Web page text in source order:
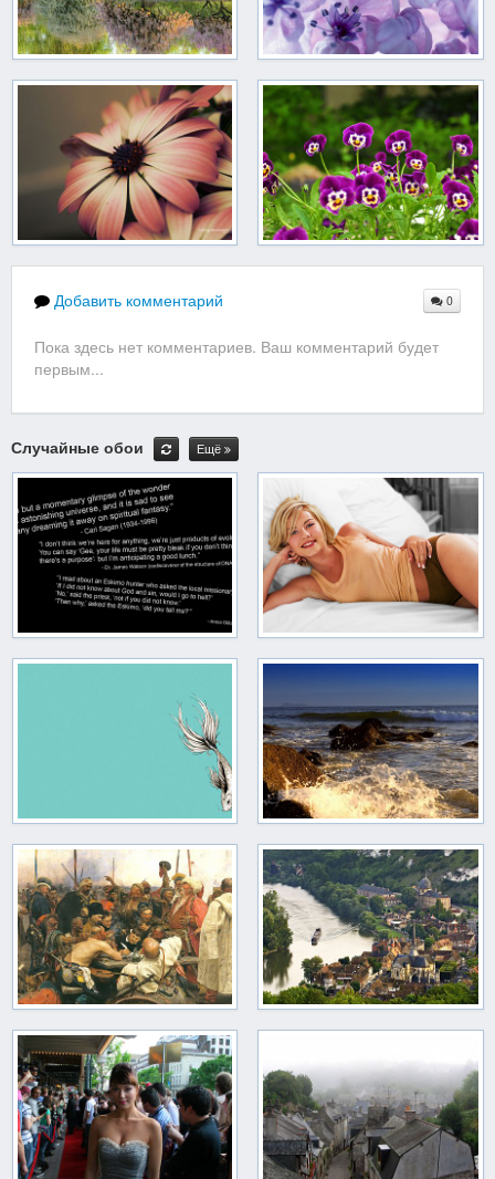
Добавить комментарий 0
Пока здесь нет комментариев. Ваш комментарий будет
первым...
Случайные обои Ещё